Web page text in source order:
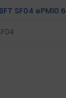
SF04 ePM10